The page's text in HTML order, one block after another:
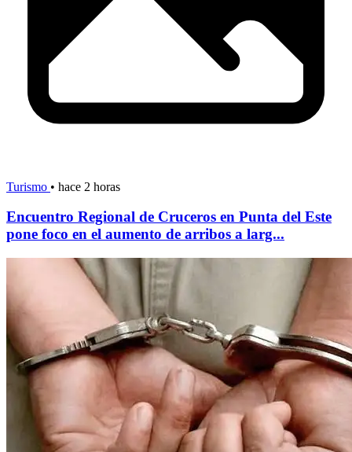
Turismo • hace 2 horas
Encuentro Regional de Cruceros en Punta del Este
pone foco en el aumento de arribos a larg...